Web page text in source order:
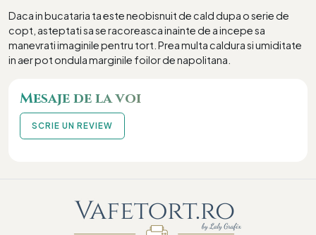
Daca in bucataria ta este neobisnuit de cald dupa o serie de
copt, asteptati sa se racoreasca inainte de a incepe sa
manevrati imaginile pentru tort. Prea multa caldura si umiditate
in aer pot ondula marginile foilor de napolitana.
Mesaje de la voi
SCRIE UN REVIEW